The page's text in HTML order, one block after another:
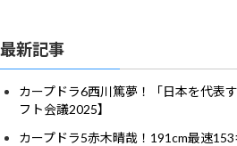
最新記事
カープドラ6西川篤夢！「日本を代表
フト会議2025】
カープドラ5赤木晴哉！191cm最速